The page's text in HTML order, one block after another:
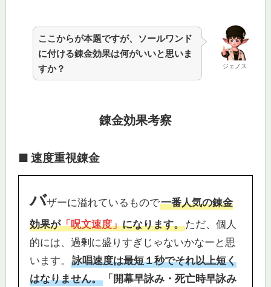
ジェノス
ここからが本題ですが、ソールワンド
に付ける錬金効果は何がいいと思いま
すか？
錬金効果考察
■ 速度重視錬金
バザーに溢れているもので一番人気の錬金
効果が「呪文速度」になります。ただ、個人
的には、過剰に盛りすぎじゃないかなーと思
います。 詠唱速度は最短１秒でそれ以上短く
はなりません。「開幕早詠み・死亡時早詠み